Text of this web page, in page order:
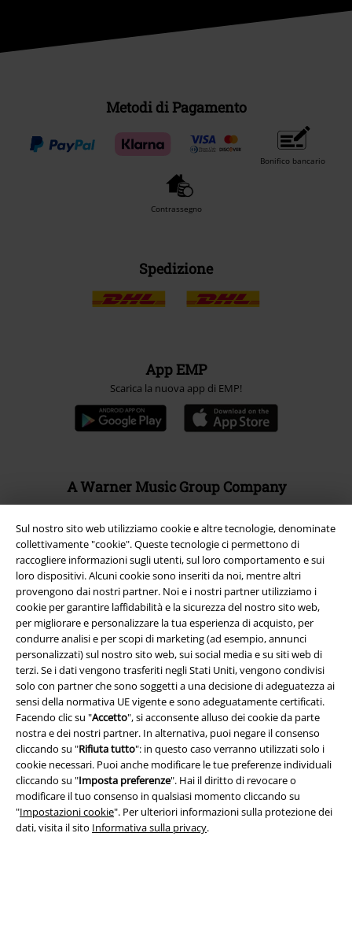
Sul nostro sito web utilizziamo cookie e altre tecnologie, denominate
collettivamente "cookie". Queste tecnologie ci permettono di
raccogliere informazioni sugli utenti, sul loro comportamento e sui
loro dispositivi. Alcuni cookie sono inseriti da noi, mentre altri
provengono dai nostri partner. Noi e i nostri partner utilizziamo i
cookie per garantire laffidabilità e la sicurezza del nostro sito web,
per migliorare e personalizzare la tua esperienza di acquisto, per
condurre analisi e per scopi di marketing (ad esempio, annunci
personalizzati) sul nostro sito web, sui social media e su siti web di
terzi. Se i dati vengono trasferiti negli Stati Uniti, vengono condivisi
solo con partner che sono soggetti a una decisione di adeguatezza ai
sensi della normativa UE vigente e sono adeguatamente certificati.
Facendo clic su "Accetto", si acconsente alluso dei cookie da parte
nostra e dei nostri partner. In alternativa, puoi negare il consenso
cliccando su "Rifiuta tutto": in questo caso verranno utilizzati solo i
cookie necessari. Puoi anche modificare le tue preferenze individuali
cliccando su "Imposta preferenze". Hai il diritto di revocare o
modificare il tuo consenso in qualsiasi momento cliccando su
"Impostazioni cookie". Per ulteriori informazioni sulla protezione dei
dati, visita il sito Informativa sulla privacy.
Metodi di Pagamento
Bonifico bancario
Contrassegno
Spedizione
App EMP
Scarica la nuova app di EMP!
A Warner Music Group Company
Info legali
Termini & Condizioni
Redazione
Legge sulla Privacy